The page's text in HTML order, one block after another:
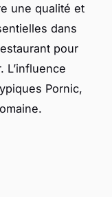
une qualité et
dans
pour
L’influence
Pornic,